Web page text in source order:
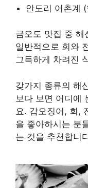
안도리 어촌계
금오도 맛집 중 해
일반적으로 회와
그득하게 차려진
갖가지 종류의 해
보다 보면 어디에
요. 갑오징어, 회,
을 좋아하시는 분
는 것을 추천합니